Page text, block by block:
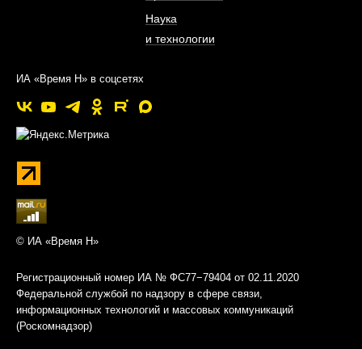
Наука
и технологии
ИА «Время Н» в соцсетях
© ИА «Время Н»
Регистрационный номер ИА № ФС77−79404 от 02.11.2020
Федеральной службой по надзору в сфере связи,
информационных технологий и массовых коммуникаций
(Роскомнадзор)